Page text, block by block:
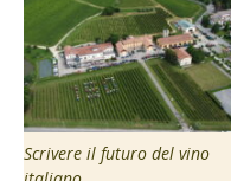
Scrivere il futuro del vino